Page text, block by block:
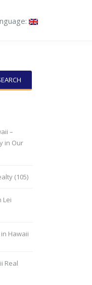
–
in Our
(105)
Lei
Hawaii
Real